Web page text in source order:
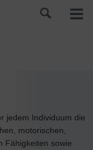
jedem Individuum die
motorischen,
Fähigkeiten sowie